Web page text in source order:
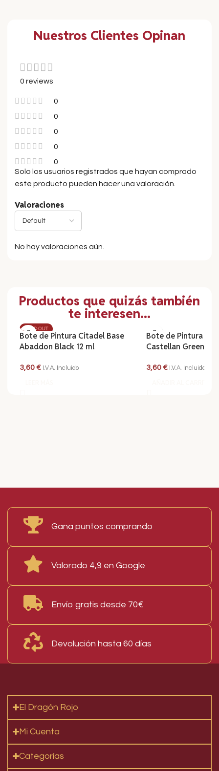
Nuestros Clientes Opinan
0 reviews
0
0
0
0
0
Valoraciones
No hay valoraciones aún.
Solo los usuarios registrados que hayan comprado
este producto pueden hacer una valoración.
Productos que quizás también
te interesen...
SOLD OUT
Bote de Pintura Citadel Base
Abaddon Black 12 ml
3,60€ I.V.A. Incluido
Bote de Pintura
Castellan Green 12
3,60€ I.V.A. Incluido
Gana puntos comprando
Valorado 4,9 en Google
Envío gratis desde 70€
Devolución hasta 60 días
El Dragón Rojo
Mi Cuenta
Categorías